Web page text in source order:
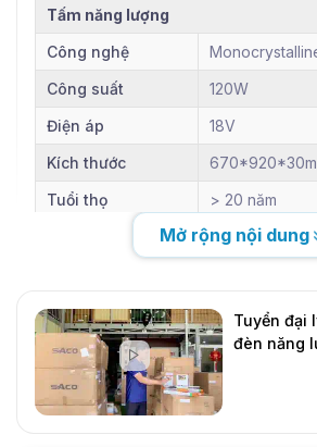
Tấm năng lượng
Công nghệ
Công suất
120W
Điện áp
18V
Kích thước
Tuổi thọ
> 20 năm
Dung lượng
120Ah
Điện áp
3.2V
Tuổi thọ
8 -10 năm
Thông tin khác
Mở rộng nội dung
Tuyển đại
đèn năng